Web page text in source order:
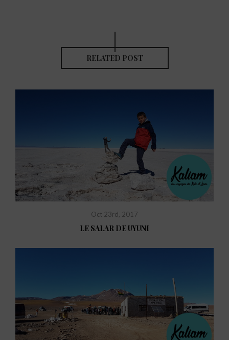
RELATED POST
Oct 23rd, 2017
LE SALAR DE UYUNI